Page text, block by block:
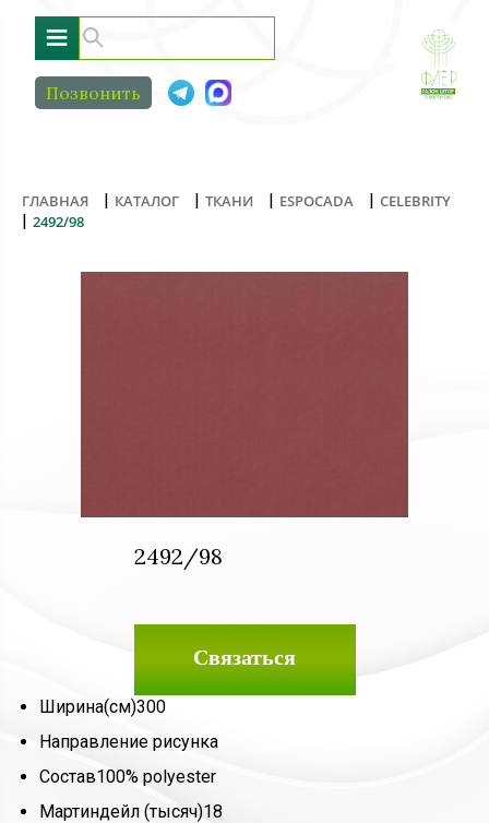
≡
Позвонить
ГЛАВНАЯ | КАТАЛОГ | ТКАНИ | ESPOCADA | CELEBRITY
| 2492/98
2492/98
Связаться
Ширина(см)300
Направление рисунка
Состав100% polyester
Мартиндейл (тысяч)18